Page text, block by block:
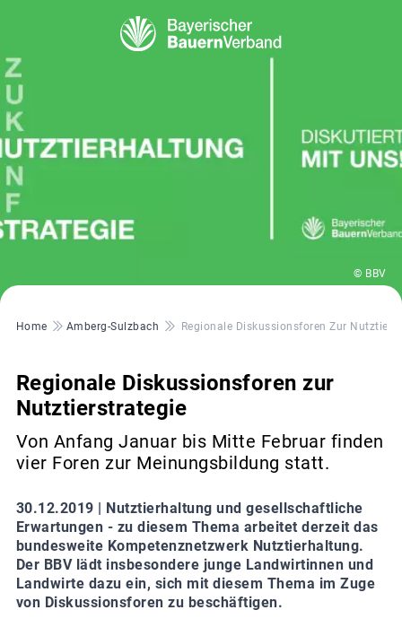
© BBV
Pfadnavigation
Home Amberg-Sulzbach Regionale Diskussionsforen Zur
Regionale Diskussionsforen zur
Nutztierstrategie
Von Anfang Januar bis Mitte Februar finden
vier Foren zur Meinungsbildung statt.
30.12.2019 | Nutztierhaltung und gesellschaftliche
Erwartungen - zu diesem Thema arbeitet derzeit das
bundesweite Kompetenznetzwerk Nutztierhaltung.
Der BBV lädt insbesondere junge Landwirtinnen und
Landwirte dazu ein, sich mit diesem Thema im Zuge
von Diskussionsforen zu beschäftigen.